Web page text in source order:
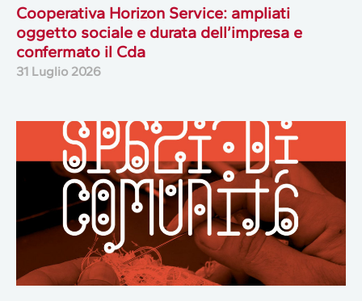
Cooperativa Horizon Service: ampliati
oggetto sociale e durata dell’impresa e
confermato il Cda
31 Luglio 2026